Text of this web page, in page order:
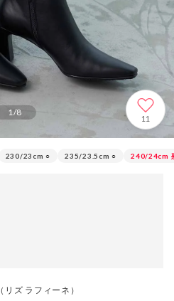
1/8
11
230/23cm ○ 235/23.5cm ○ 240/24cm
（リズ ラフィーネ）